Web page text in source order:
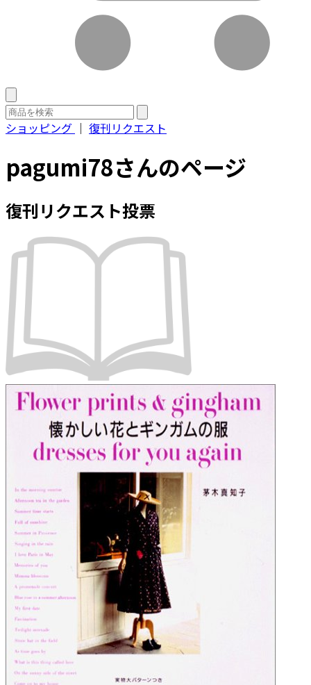
ショッピング ｜ 復刊リクエスト
pagumi78さんのページ
復刊リクエスト投票